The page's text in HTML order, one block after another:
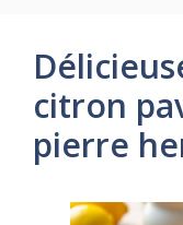
citron
pierre